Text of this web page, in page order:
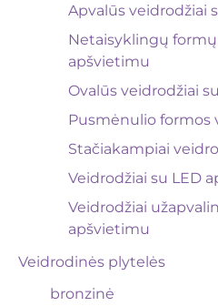
Apvalūs veidrodžiai
Netaisyklingų
apšvietimu
Ovalūs veidrodžiai
Pusmėnulio formos
Stačiakampiai
Veidrodžiai su LED
Veidrodžiai
apšvietimu
Veidrodinės plytelės
bronzinė